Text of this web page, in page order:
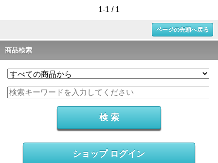
1-1 / 1
ページの先頭へ戻る
商品検索
ショップ ログイン